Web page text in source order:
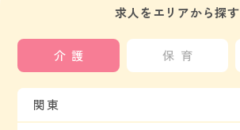
求人をエリアから探す
介護 保育
関東